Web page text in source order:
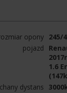
opony 245/
pojazd
1.6
dystans